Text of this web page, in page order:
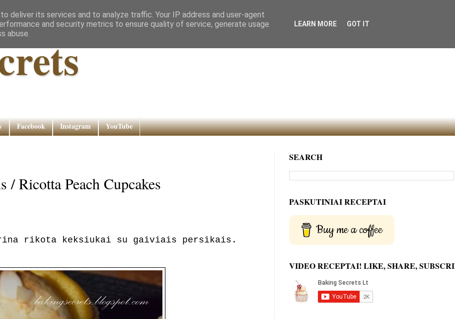
Facebook Instagram YouTube
/ Ricotta Peach Cupcakes
rikota keksiukai su gaiviais persikais.
SEARCH
PASKUTINIAI RECEPTAI
Buy me a coffee
VIDEO RECEPTAI! LIKE, SHARE,
deliver its services and to analyze traffic. Your IP address and user-agent
and security metrics to ensure quality of service, generate usage
abuse.
LEARN MORE GOT IT